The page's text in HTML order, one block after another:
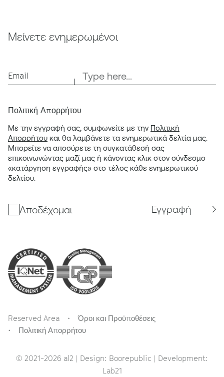
Μείνετε ενημερωμένοι
Email
Πολιτική Απορρήτου
Με την εγγραφή σας, συμφωνείτε με την Πολιτική
Απορρήτου και θα λαμβάνετε τα ενημερωτικά δελτία μας.
Μπορείτε να αποσύρετε τη συγκατάθεσή σας
επικοινωνώντας μαζί μας ή κάνοντας κλικ στον σύνδεσμο
«κατάργηση εγγραφής» στο τέλος κάθε ενημερωτικού
δελτίου.
Αποδέχομαι Εγγραφή
Reserved Area
Όροι και Προϋποθέσεις
Πολιτική Απορρήτου
© 2021-2026 al2 | Design: Boorepublic | Development:
Lab21